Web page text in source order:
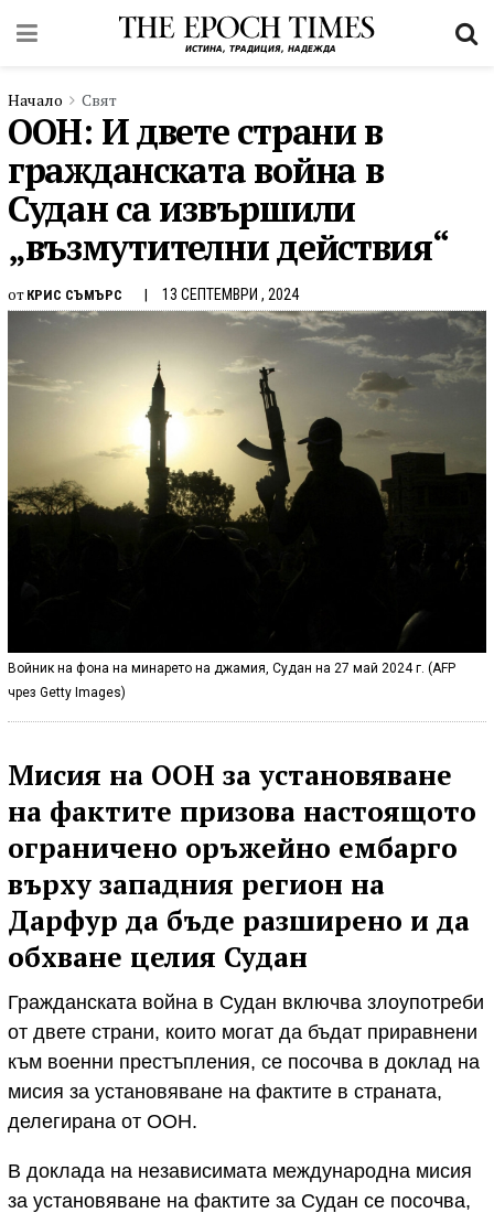
Начало Свят
ООН: И двете страни в
гражданската война в
Судан са извършили
„възмутителни действия“
от КРИС СЪМЪРС 13 СЕПТЕМВРИ , 2024
Войник на фона на минарето на джамия, Судан на 27 май 2024 г. (AFP
чрез Getty Images)
Мисия на ООН за установяване
на фактите призова настоящото
ограничено оръжейно ембарго
върху западния регион на
Дарфур да бъде разширено и да
обхване целия Судан
Гражданската война в Судан включва злоупотреби
от двете страни, които могат да бъдат приравнени
към военни престъпления, се посочва в доклад на
мисия за установяване на фактите в страната,
делегирана от ООН.
В доклада на независимата международна мисия
за установяване на фактите за Судан се посочва,